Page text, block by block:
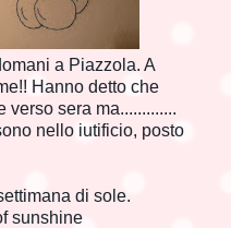
a Piazzola. A
Hanno detto che
sera ma.............
nello iutificio, posto
di sole.
sunshine